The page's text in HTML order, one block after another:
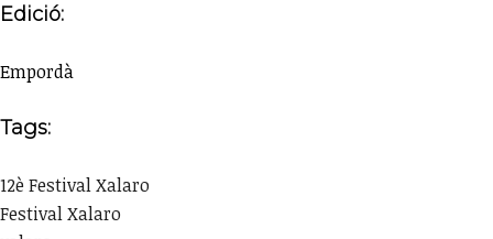
Edició:
Empordà
Tags:
12è Festival Xalaro
Festival Xalaro